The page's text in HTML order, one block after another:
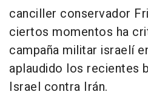
canciller conservador
ciertos momentos ha
campaña militar israelí
aplaudido los recientes
Israel contra Irán.